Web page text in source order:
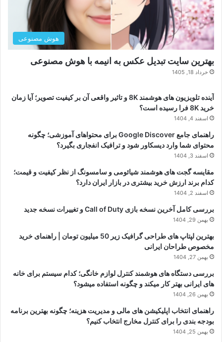
هوش مصنوعی
بهترین سایت تبدیل عکس به انیمه با هوش مصنوعی
خرداد 18, 1405
آینده تلویزیون های هوشمند 8K و تاثیر واقعی آن بر کیفیت تصویر؛ آیا زمان
خرید 8K فرا رسیده است؟
اسفند 4, 1404
راهنمای جامع Google Discover برای محتواهای آموزشی؛ چگونه
محتوای شما وارد دیسکاور شود و ترافیک انفجاری بگیرد؟
اسفند 3, 1404
مقایسه گجت های هوشمند شیائومی و سامسونگ از نظر کیفیت و قیمت؛
کدام برند ارزش خرید بیشتری در بازار ایران دارد؟
اسفند 2, 1404
بررسی کامل آخرین نسخه بازی Call of Duty و تغییرات نسخه جدید
بهمن 29, 1404
بهترین لپتاپ های طراحی گرافیک زیر 50 میلیون تومان | راهنمای خرید
مخصوص طراحان ایرانی
بهمن 27, 1404
بررسی دستگاه های هوشمند کنترل لوازم خانگی؛ کدام سیستم برای خانه
های ایرانی بهتر کار میکند و چگونه استفاده میشود؟
بهمن 26, 1404
راهنمای انتخاب اپلیکیشن های مالی و مدیریت هزینه؛ چگونه بهترین برنامه
بودجه بندی را برای کنترل مخارج انتخاب کنیم؟
بهمن 25, 1404